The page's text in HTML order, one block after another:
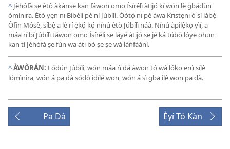
^ Jèhófà ṣe ètò àkànṣe kan fáwọn ọmọ Ísírẹ́lì àtijọ́ kí wọ́n lè gbádùn
òmìnira. Ètò yẹn ni Bíbélì pè ní Júbílì. Òótọ́ ni pé àwa Kristẹni ò sí lábẹ́
Òfin Mósè, síbẹ̀ a lè rí ẹ̀kọ́ kọ́ nínú ètò Júbílì náà. Nínú àpilẹ̀kọ yìí, a
máa rí bí Júbílì táwọn ọmọ Ísírẹ́lì ṣe láyé àtijọ́ ṣe jẹ́ ká túbọ̀ lóye ohun
kan tí Jèhófà ṣe fún wa àti bó ṣe ṣe wá láǹfààní.
^ÀWÒRÁN: Lọ́dún Júbílì, wọ́n máa ń dá àwọn tó wà lóko ẹrú sílẹ̀
lómìnira, wọ́n á pa dà sọ́dọ̀ ìdílé wọn, wọ́n á sì gba ilẹ̀ wọn pa dà.
Pa Dà Èyí Tó Kàn